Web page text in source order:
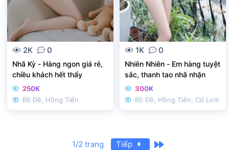
2K 0
Nhã Kỳ - Hàng ngon giá rẻ,
chiều khách hết thẩy
250K
Bồ Đề, Hồng Tiến
1K 0
Nhiên Nhiên - Em hàng tuyệt
sắc, thanh tao nhã nhặn
300K
Bồ Đề, Hồng Tiến, Cổ Linh
1/2 trang Tiếp Last